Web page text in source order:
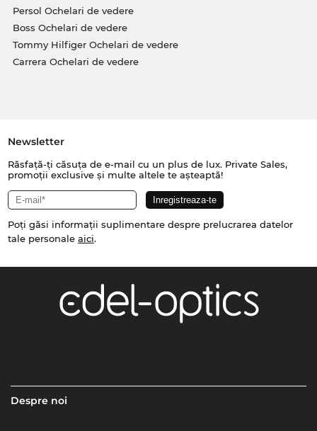
Persol Ochelari de vedere
Boss Ochelari de vedere
Tommy Hilfiger Ochelari de vedere
Carrera Ochelari de vedere
Newsletter
Răsfață-ți căsuța de e-mail cu un plus de lux. Private Sales,
promoții exclusive și multe altele te așteaptă!
Poți găsi informații suplimentare despre prelucrarea datelor
tale personale aici.
Despre noi